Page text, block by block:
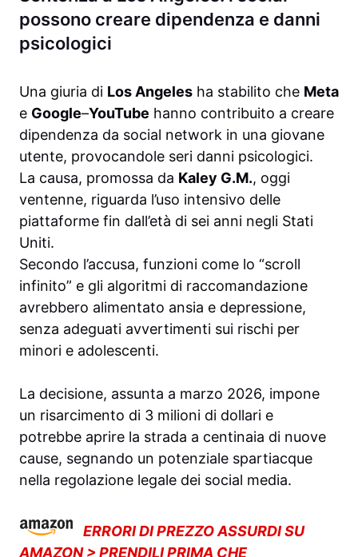
possono creare dipendenza e danni
psicologici
Una giuria di Los Angeles ha stabilito che Meta
e Google–YouTube hanno contribuito a creare
dipendenza da social network in una giovane
utente, provocandole seri danni psicologici.
La causa, promossa da Kaley G.M., oggi
ventenne, riguarda l’uso intensivo delle
piattaforme fin dall’età di sei anni negli Stati
Uniti.
Secondo l’accusa, funzioni come lo “scroll
infinito” e gli algoritmi di raccomandazione
avrebbero alimentato ansia e depressione,
senza adeguati avvertimenti sui rischi per
minori e adolescenti.
La decisione, assunta a marzo 2026, impone
un risarcimento di 3 milioni di dollari e
potrebbe aprire la strada a centinaia di nuove
cause, segnando un potenziale spartiacque
nella regolazione legale dei social media.
ERRORI DI PREZZO ASSURDI SU
AMAZON > PRENDILI PRIMA CHE